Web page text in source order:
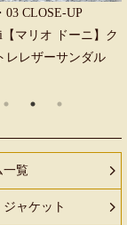
03 CLOSE-UP
マリオ ドーニ】ク
レレザーサンダル
一覧
ャケット